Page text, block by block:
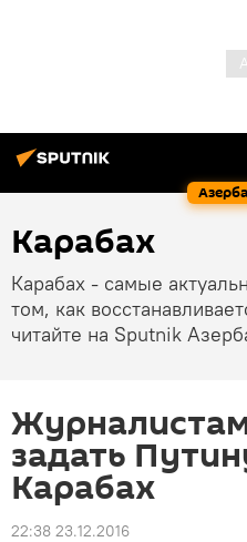
Карабах
Карабах - самые
том, как
читайте на Sputnik
задать
Карабах
22:38 23.12.2016